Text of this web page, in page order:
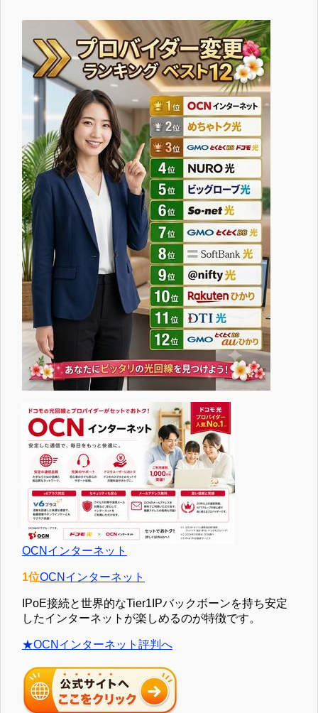
OCNインターネット
1位OCNインターネット
IPoE接続と世界的なTier1IPバックボーンを持ち安定
したインターネットが楽しめるのが特徴です。
★OCNインターネット評判へ